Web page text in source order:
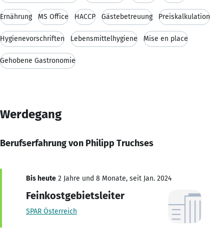
Ernährung MS Office HACCP Gästebetreuung Preiskalkulation
Hygienevorschriften Lebensmittelhygiene Mise en place
Gehobene Gastronomie
Werdegang
Berufserfahrung von Philipp Truchses
Bis heute 2 Jahre und 8 Monate, seit Jan. 2024
Feinkostgebietsleiter
SPAR Österreich